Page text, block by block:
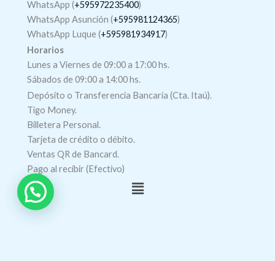
WhatsApp (+595972235400)
WhatsApp Asunción (+595981124365)
WhatsApp Luque (+595981934917)
Horarios
Lunes a Viernes de 09:00 a 17:00 hs.
Sábados de 09:00 a 14:00 hs.
Depósito o Transferencia Bancaria (Cta. Itaú).
Tigo Money.
Billetera Personal.
Tarjeta de crédito o débito.
Ventas QR de Bancard.
Pago al recibir (Efectivo)
Menú